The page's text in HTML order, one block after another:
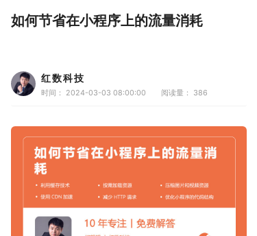
如何节省在小程序上的流量消耗
红数科技
时间： 2024-03-03 08:00:00 阅读量： 386